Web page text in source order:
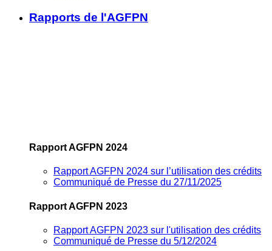
Rapports de l'AGFPN
Rapport AGFPN 2024
Rapport AGFPN 2024 sur l’utilisation des crédits
Communiqué de Presse du 27/11/2025
Rapport AGFPN 2023
Rapport AGFPN 2023 sur l'utilisation des crédits
Communiqué de Presse du 5/12/2024